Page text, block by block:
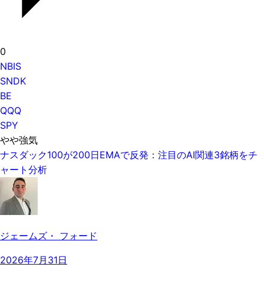
0
NBIS
SNDK
BE
QQQ
SPY
やや強気
ナスダック100が200日EMAで反発：注目のAI関連3銘柄をチ
ャート分析
ジェームズ・ フォード
2026年7月31日